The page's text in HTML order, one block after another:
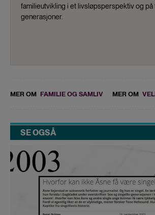
familieutvikling i et livsløpsperspektiv og på
generasjoner.
MER OM FAMILIE OG SAMLIV MER OM
SE OGSÅ